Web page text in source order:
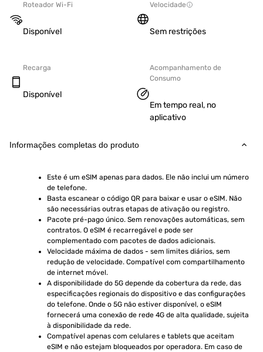
Roteador Wi-Fi
Disponível
Velocidade
Sem restrições
Recarga
Disponível
Acompanhamento de
Consumo
Em tempo real, no
aplicativo
Informações completas do produto
Este é um eSIM apenas para dados. Ele não inclui um número
de telefone.
Basta escanear o código QR para baixar e usar o eSIM. Não
são necessárias outras etapas de ativação ou registro.
Pacote pré-pago único. Sem renovações automáticas, sem
contratos. O eSIM é recarregável e pode ser
complementado com pacotes de dados adicionais.
Velocidade máxima de dados - sem limites diários, sem
redução de velocidade. Compatível com compartilhamento
de internet móvel.
A disponibilidade do 5G depende da cobertura da rede, das
especificações regionais do dispositivo e das configurações
do telefone. Onde o 5G não estiver disponível, o eSIM
fornecerá uma conexão de rede 4G de alta qualidade, sujeita
à disponibilidade da rede.
Compatível apenas com celulares e tablets que aceitam
eSIM e não estejam bloqueados por operadora. Em caso de